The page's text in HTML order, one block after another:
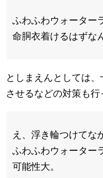
ふわふわウォーター
命胴衣着けるはずな
としまえんとしては
させるなどの対策も行
え、浮き輪つけてな
ふわふわウォーター
可能性大。